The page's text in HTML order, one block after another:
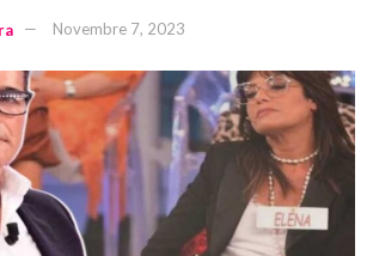
Novembre 7, 2023